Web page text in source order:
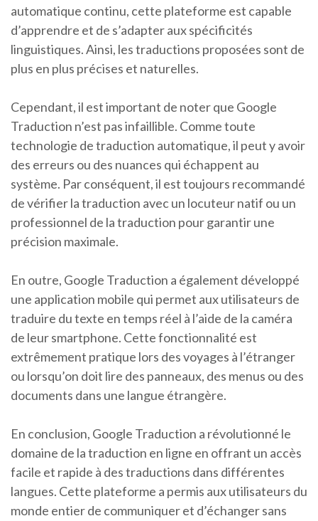
automatique continu, cette plateforme est capable
d’apprendre et de s’adapter aux spécificités
linguistiques. Ainsi, les traductions proposées sont de
plus en plus précises et naturelles.
Cependant, il est important de noter que Google
Traduction n’est pas infaillible. Comme toute
technologie de traduction automatique, il peut y avoir
des erreurs ou des nuances qui échappent au
système. Par conséquent, il est toujours recommandé
de vérifier la traduction avec un locuteur natif ou un
professionnel de la traduction pour garantir une
précision maximale.
En outre, Google Traduction a également développé
une application mobile qui permet aux utilisateurs de
traduire du texte en temps réel à l’aide de la caméra
de leur smartphone. Cette fonctionnalité est
extrêmement pratique lors des voyages à l’étranger
ou lorsqu’on doit lire des panneaux, des menus ou des
documents dans une langue étrangère.
En conclusion, Google Traduction a révolutionné le
domaine de la traduction en ligne en offrant un accès
facile et rapide à des traductions dans différentes
langues. Cette plateforme a permis aux utilisateurs du
monde entier de communiquer et d’échanger sans